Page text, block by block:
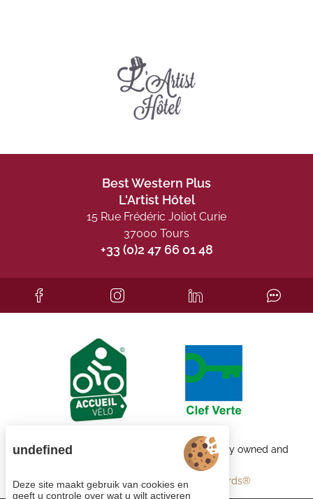
Best Western Plus
L'Artist Hôtel
15 Rue Frédéric Joliot Curie
37000 Tours
+33 (0)2 47 66 01 48
Each BWH℠ Hotels property is independently owned and
bestwestern.fr- Best Western Rewards®
undefined
Deze site maakt gebruik van cookies en
geeft u controle over wat u wilt activeren